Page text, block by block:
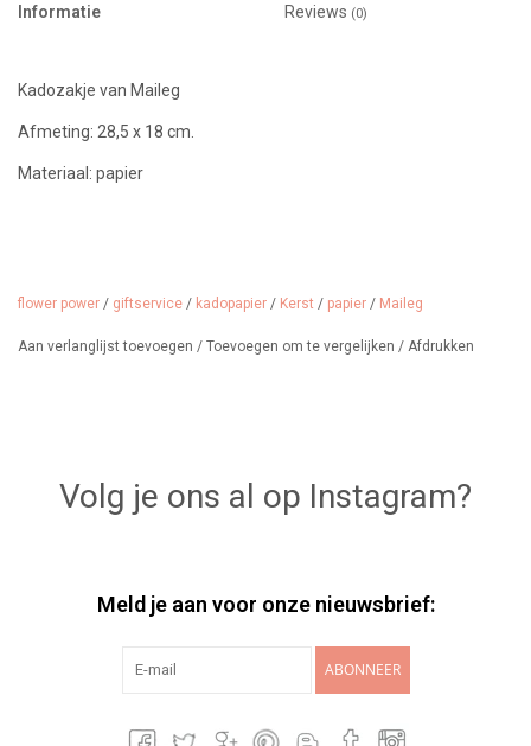
Informatie Reviews (0)
Kadozakje van Maileg
Afmeting: 28,5 x 18 cm.
Materiaal: papier
flower power / giftservice / kadopapier / Kerst / papier / Maileg
Aan verlanglijst toevoegen / Toevoegen om te vergelijken / Afdrukken
Volg je ons al op Instagram?
Meld je aan voor onze nieuwsbrief:
ABONNEER